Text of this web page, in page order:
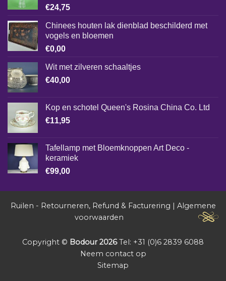
€24,75
Chinees houten lak dienblad beschilderd met
vogels en bloemen
€0,00
Wit met zilveren schaaltjes
€40,00
Kop en schotel Queen's Rosina China Co. Ltd
€11,95
Tafellamp met Bloemknoppen Art Deco -
keramiek
€99,00
Ruilen - Retourneren, Refund & Facturering | Algemene
voorwaarden
Copyright © Bodour 2026Tel: +31 (0)6 2839 6088
Neem contact op
Sitemap